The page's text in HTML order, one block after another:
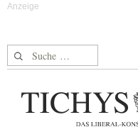
Suche nach: